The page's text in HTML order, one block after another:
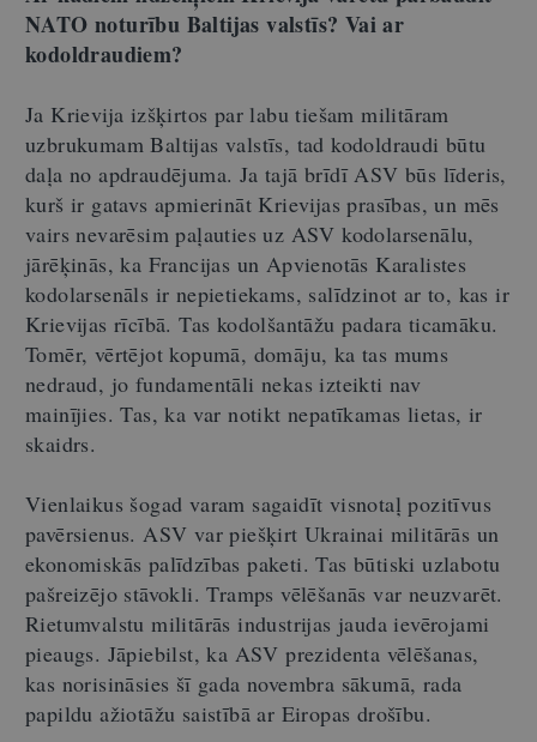
NATO noturību Baltijas valstīs? Vai ar
kodoldraudiem?
Ja Krievija izšķirtos par labu tiešam militāram
uzbrukumam Baltijas valstīs, tad kodoldraudi būtu
daļa no apdraudējuma. Ja tajā brīdī ASV būs līderis,
kurš ir gatavs apmierināt Krievijas prasības, un mēs
vairs nevarēsim paļauties uz ASV kodolarsenālu,
jārēķinās, ka Francijas un Apvienotās Karalistes
kodolarsenāls ir nepietiekams, salīdzinot ar to, kas ir
Krievijas rīcībā. Tas kodolšantāžu padara ticamāku.
Tomēr, vērtējot kopumā, domāju, ka tas mums
nedraud, jo fundamentāli nekas izteikti nav
mainījies. Tas, ka var notikt nepatīkamas lietas, ir
skaidrs.
Vienlaikus šogad varam sagaidīt visnotaļ pozitīvus
pavērsienus. ASV var piešķirt Ukrainai militārās un
ekonomiskās palīdzības paketi. Tas būtiski uzlabotu
pašreizējo stāvokli. Tramps vēlēšanās var neuzvarēt.
Rietumvalstu militārās industrijas jauda ievērojami
pieaugs. Jāpiebilst, ka ASV prezidenta vēlēšanas,
kas norisināsies šī gada novembra sākumā, rada
papildu ažiotāžu saistībā ar Eiropas drošību.